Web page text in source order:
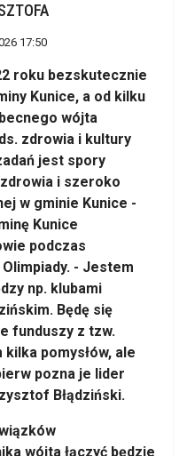
17:50
roku bezskutecznie
Kunice, a od kilku
wójta
zdrowia i kultury
jest spory
i szeroko
w gminie Kunice -
Kunice
podczas
- Jestem
np. klubami
Będę się
funduszy z tzw.
pomysłów, ale
pozna je lider
Błądziński.
wójta łączyć będzie